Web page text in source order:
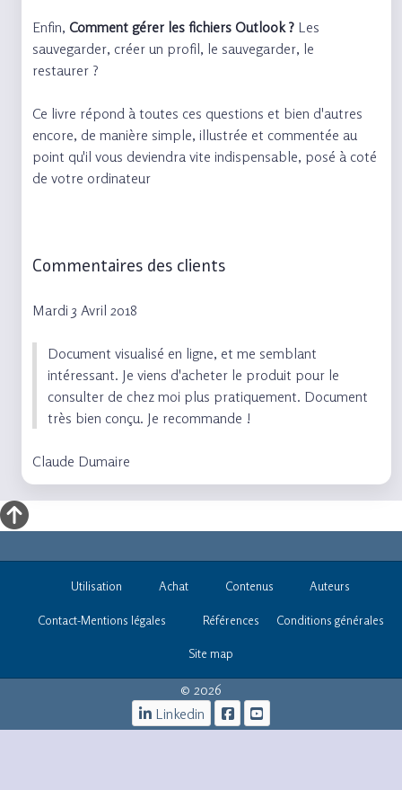
Enfin, Comment gérer les fichiers Outlook ? Les
sauvegarder, créer un profil, le sauvegarder, le
restaurer ?
Ce livre répond à toutes ces questions et bien d'autres
encore, de manière simple, illustrée et commentée au
point qu'il vous deviendra vite indispensable, posé à coté
de votre ordinateur
Commentaires des clients
Mardi 3 Avril 2018
Document visualisé en ligne, et me semblant
intéressant. Je viens d'acheter le produit pour le
consulter de chez moi plus pratiquement. Document
très bien conçu. Je recommande !
Claude Dumaire
Utilisation Achat Contenus Auteurs
Contact-Mentions légales Références Conditions générales
Site map
© 2026
Linkedin